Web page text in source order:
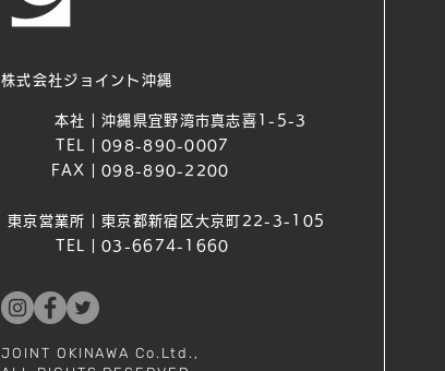
株式会社ジョイント沖縄
本社｜
TEL｜
FAX｜
東京営業所｜
TEL｜
沖縄県宜野湾市真志喜1-5-3
098-890-0007
098-890-2200
東京都新宿区大京町22-3-105
03-6674-1660
JOINT OKINAWA Co.Ltd.,